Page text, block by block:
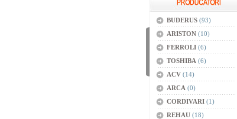
BUDERUS (93)
ARISTON (10)
FERROLI (6)
TOSHIBA (6)
ACV (14)
ARCA (0)
CORDIVARI (1)
REHAU (18)